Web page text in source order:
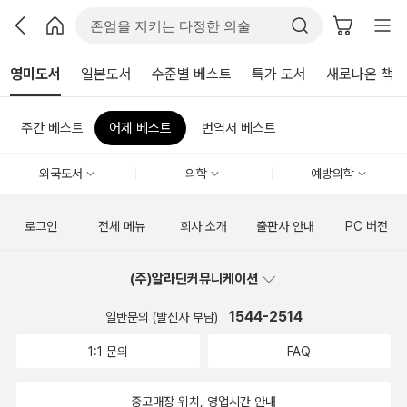
영미도서 일본도서 수준별 베스트 특가 도서 새로나온 책
주간 베스트 어제 베스트 번역서 베스트
외국도서 의학 예방의학
로그인 전체 메뉴 회사 소개 출판사 안내 PC 버전
(주)알라딘커뮤니케이션
일반문의 (발신자 부담) 1544-2514
1:1 문의 FAQ
중고매장 위치, 영업시간 안내